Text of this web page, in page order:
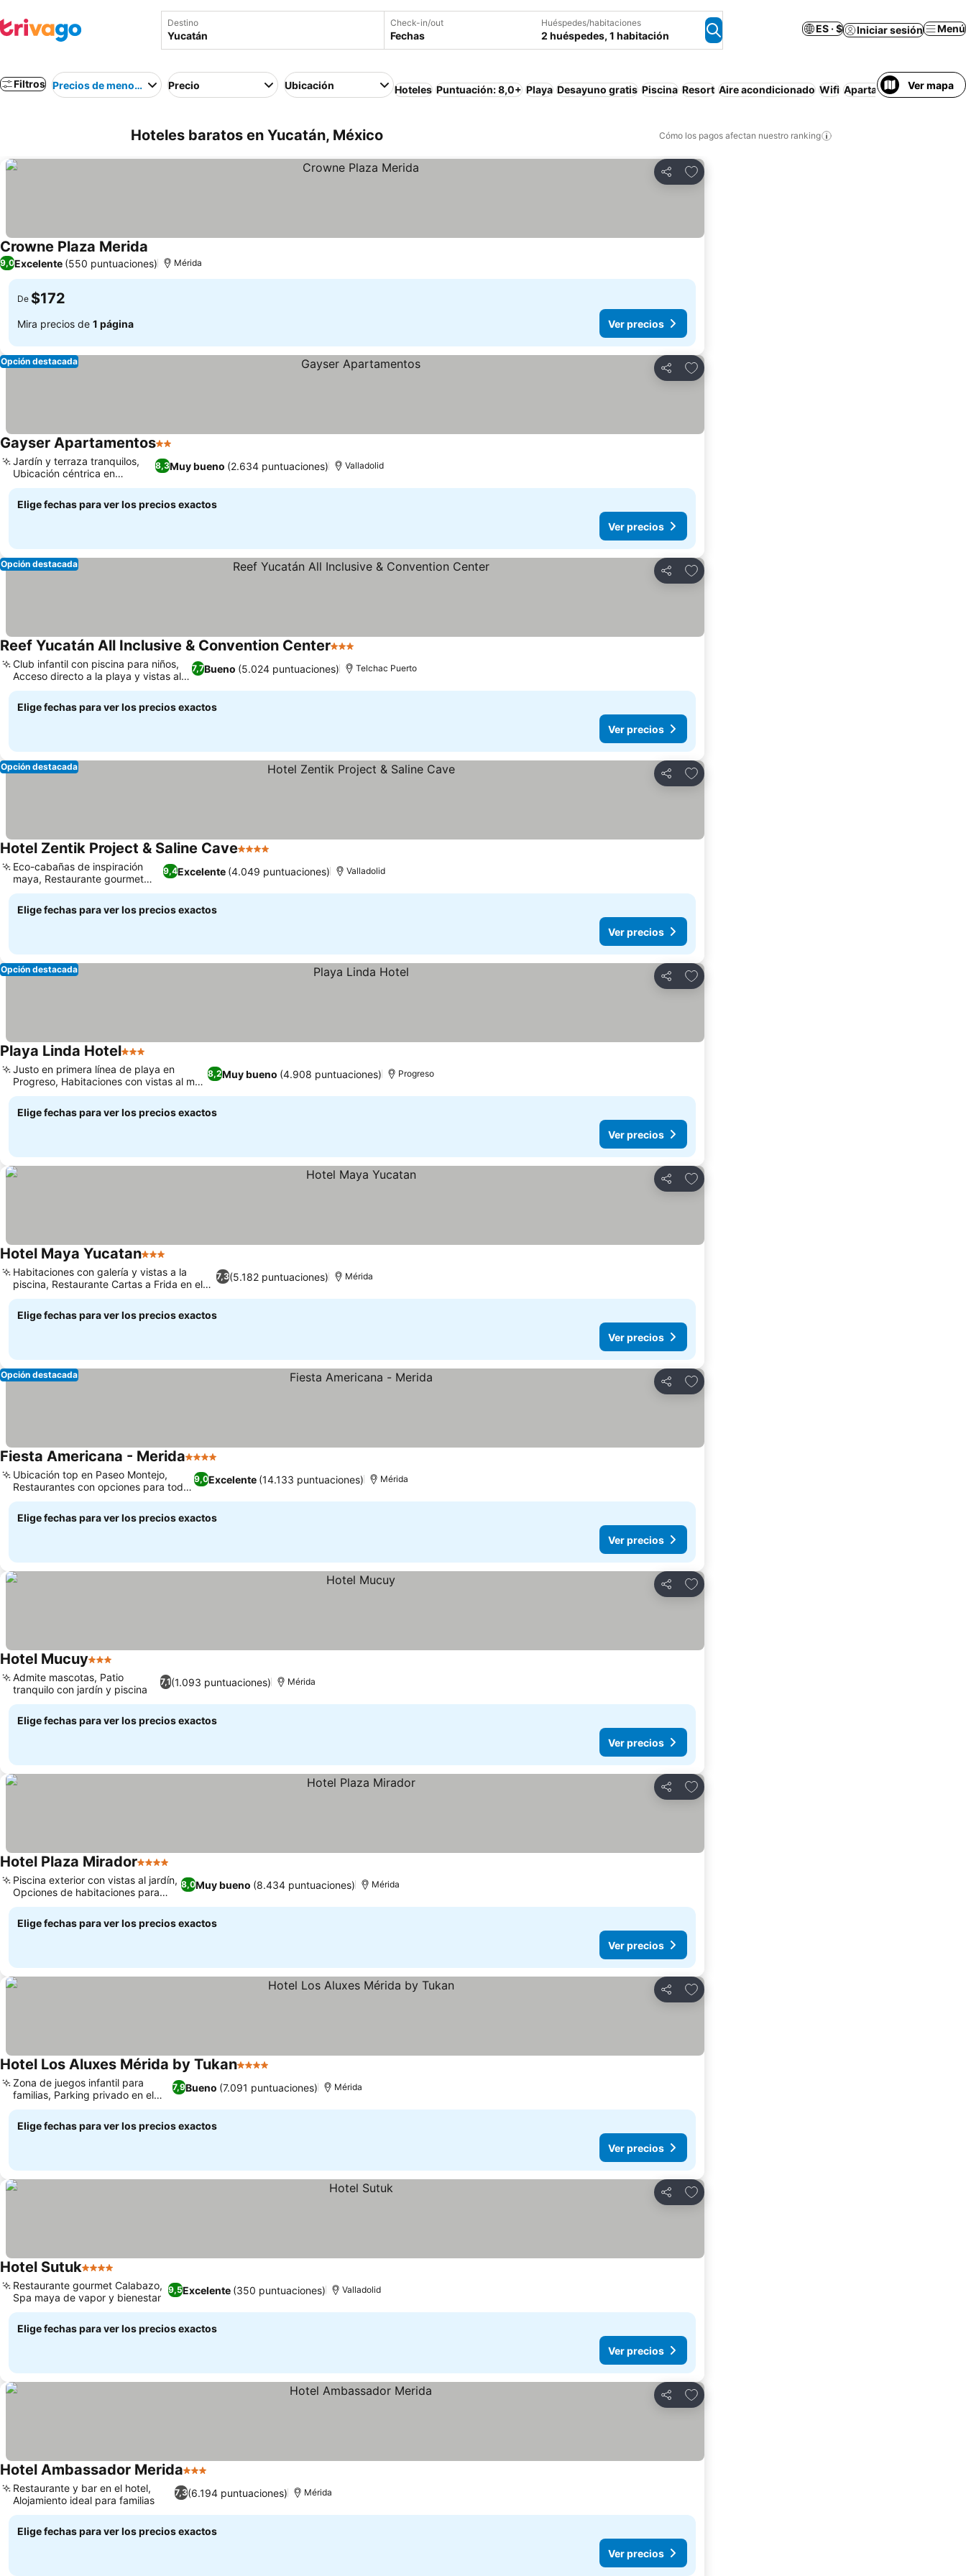
Destino Check-in/out
Fechas
Huéspedes/habitaciones
2 huéspedes, 1 habitación
ES · $ Iniciar sesión Menú
Filtros Precios de menor a mayorPrecio Ubicación Hoteles Puntuación: 8,0+ Playa Desayuno gratis Piscina Resort Aire acondicionado Wifi Apartamento amueblado
Ver mapa
Hoteles baratos en Yucatán, México Cómo los pagos afectan nuestro ranking
Compartir
Agregar a favoritos
Crowne Plaza Merida
9,0Excelente (550 puntuaciones) Mérida
De $172
Mira precios de 1 página Ver precios
Compartir
Agregar a favoritos
Opción destacada
Gayser Apartamentos2 Estrellas
8,3Muy bueno (2.634 puntuaciones)
Jardín y terraza tranquilos,
Ubicación céntrica en
Valladolid
Valladolid
Elige fechas para ver los precios exactos
Ver precios
Compartir
Agregar a favoritos
Opción destacada
Reef Yucatán All Inclusive & Convention Center3 Estrellas
7,7Bueno (5.024 puntuaciones)
Club infantil con piscina para niños,
Acceso directo a la playa y vistas al
mar
Telchac Puerto
Elige fechas para ver los precios exactos
Ver precios
Compartir
Agregar a favoritos
Opción destacada
Hotel Zentik Project & Saline Cave4 Estrellas
9,4Excelente (4.049 puntuaciones)
Eco-cabañas de inspiración
maya, Restaurante gourmet
Naino
Valladolid
Elige fechas para ver los precios exactos
Ver precios
Compartir
Agregar a favoritos
Opción destacada
Playa Linda Hotel3 Estrellas
8,2Muy bueno (4.908 puntuaciones)
Justo en primera línea de playa en
Progreso, Habitaciones con vistas al mar
que te cautivarán
Progreso
Elige fechas para ver los precios exactos
Ver precios
Compartir
Agregar a favoritos
Hotel Maya Yucatan3 Estrellas
7,3(5.182 puntuaciones)
Habitaciones con galería y vistas a la
piscina, Restaurante Cartas a Frida en el
hotel
Mérida
Elige fechas para ver los precios exactos
Ver precios
Compartir
Agregar a favoritos
Opción destacada
Fiesta Americana - Merida4 Estrellas
9,0Excelente (14.133 puntuaciones)
Ubicación top en Paseo Montejo,
Restaurantes con opciones para todos
los gustos
Mérida
Elige fechas para ver los precios exactos
Ver precios
Compartir
Agregar a favoritos
Hotel Mucuy3 Estrellas
7,1(1.093 puntuaciones)
Admite mascotas, Patio
tranquilo con jardín y piscina
Mérida
Elige fechas para ver los precios exactos
Ver precios
Compartir
Agregar a favoritos
Hotel Plaza Mirador4 Estrellas
8,0Muy bueno (8.434 puntuaciones)
Piscina exterior con vistas al jardín,
Opciones de habitaciones para
familias
Mérida
Elige fechas para ver los precios exactos
Ver precios
Compartir
Agregar a favoritos
Hotel Los Aluxes Mérida by Tukan4 Estrellas
7,9Bueno (7.091 puntuaciones)
Zona de juegos infantil para
familias, Parking privado en el
hotel
Mérida
Elige fechas para ver los precios exactos
Ver precios
Compartir
Agregar a favoritos
Hotel Sutuk4 Estrellas
9,5Excelente (350 puntuaciones)
Restaurante gourmet Calabazo,
Spa maya de vapor y bienestar
Valladolid
Elige fechas para ver los precios exactos
Ver precios
Compartir
Agregar a favoritos
Hotel Ambassador Merida3 Estrellas
7,3(6.194 puntuaciones)
Restaurante y bar en el hotel,
Alojamiento ideal para familias
Mérida
Elige fechas para ver los precios exactos
Ver precios